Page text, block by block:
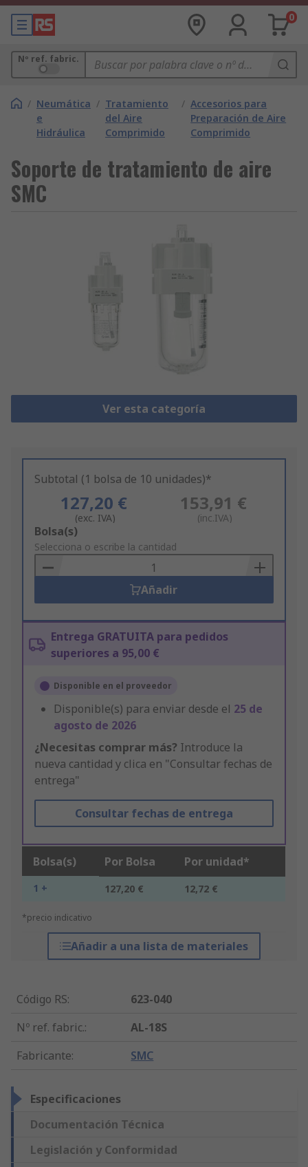
0
Nº ref. fabric.
/ Neumática
e
Hidráulica
/ Tratamiento
del Aire
Comprimido
/ Accesorios para
Preparación de Aire
Comprimido
Soporte de tratamiento de aire
SMC
Ver esta categoría
Subtotal (1 bolsa de 10 unidades)*
127,20 €
(exc. IVA)
153,91 €
(inc.IVA)
Add
to
Basket
Bolsa(s)
Selecciona o escribe la cantidad
Añadir
Entrega GRATUITA para pedidos
superiores a 95,00 €
Disponible en el proveedor
Disponible(s) para enviar desde el 25 de
agosto de 2026
¿Necesitas comprar más? Introduce la
nueva cantidad y clica en "Consultar fechas de
entrega"
Consultar fechas de entrega
Bolsa(s) Por Bolsa Por unidad*
1 + 127,20 € 12,72 €
*precio indicativo
Añadir a una lista de materiales
Código RS:
623-040
Nº ref. fabric.:
AL-18S
Fabricante: SMC
Especificaciones
Documentación Técnica
Legislación y Conformidad